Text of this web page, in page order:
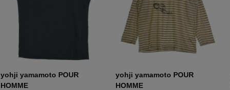
yohji yamamoto POUR
HOMME
yohji yamamoto POUR
HOMME